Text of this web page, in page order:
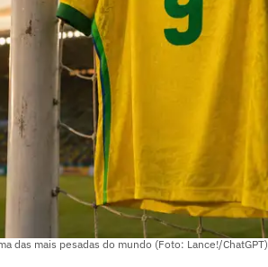
das mais pesadas do mundo (Foto: Lance!/ChatGPT)